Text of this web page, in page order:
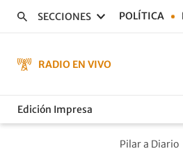
SECCIONES POLÍTICA
RADIO EN VIVO
Edición Impresa
Pilar a Diario